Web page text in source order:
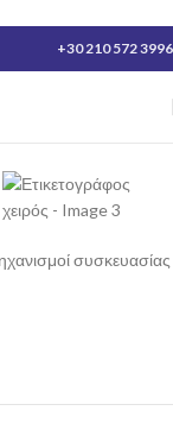
+30 210 572 3996
συσκευασίας